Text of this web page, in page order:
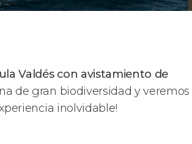
Valdés con avistamiento de
de gran biodiversidad y
inolvidable!